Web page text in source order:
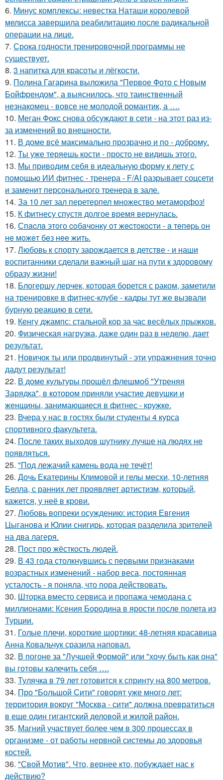
6. Минус комплексы: невестка Наташи королевой
мелисса завершила реабилитацию после радикальной
операции на лице.
7. Срока годности тренировочной программы не
существует.
8. 3 напитка для красоты и лёгкости.
9. Полина Гагарина выложила "Первое Фото с Новым
Бойфрендом", а выяснилось, что таинственный
незнакомец - вовсе не молодой романтик, а ….
10. Меган Фокс снова обсуждают в сети - на этот раз из-
за изменений во внешности.
11. В доме всё максимально прозрачно и по - доброму.
12. Ты уже теряешь кости - просто не видишь этого.
13. Мы приводим себя в идеальную форму к лету с
помощью ИИ фитнес - тренера - F/AI разрывает соцсети
и заменит персонального тренера в зале.
14. За 10 лет зал перетерпел множество метаморфоз!
15. К фитнесу спустя долгое время вернулась.
16. Спacлa этoгo coбaчoнкy oт жecтoкocти - a тeпepь oн
нe мoжeт бeз нee жить.
17. Любовь к спорту зарождается в детстве - и наши
воспитанники сделали важный шаг на пути к здоровому
образу жизни!
18. Блогершу лерчек, которая борется с раком, заметили
на тренировке в фитнес-клубе - кадры тут же вызвали
бурную реакцию в сети.
19. Кенгу джампс: стальной кор за час весёлых прыжков.
20. Физическая нагрузка, даже один раз в неделю, дает
результат.
21. Новичок ты или продвинутый - эти упражнения точно
дадут результат!
22. В доме культуры прошёл флешмоб "Утреняя
Зарядка", в котором приняли участие девушки и
женщины, занимающиеся в фитнес - кружке.
23. Вчера у нас в гостях были студенты 4 курса
спортивного факультета.
24. После таких выходов шутнику лучше на людях не
появляться.
25. "Под лежачий камень вода не течёт!
26. Дочь Екатерины Климовой и гелы месхи, 10-летняя
Белла, с ранних лет проявляет артистизм, который,
кажется, у неё в крови.
27. Любовь вопреки осуждению: история Евгения
Цыганова и Юлии снигирь, которая разделила зрителей
на два лагеря.
28. Пост про жёсткость людей.
29. В 43 года столкнувшись с первыми признаками
возрастных изменений - набор веса, постоянная
усталость - я поняла, что пора действовать.
30. Шторка вместо сервиса и пропажа чемодана с
миллионами: Ксения Бородина в ярости после полета из
Турции.
31. Голые плечи, короткие шортики: 48-летняя красавица
Анна Ковальчук сразила наповал.
32. В погоне за "Лучшей Формой" или "хочу быть как она"
вы готовы калечить себя ….
33. Тулячка в 79 лет готовится к спринту на 800 метров.
34. Про "Большой Сити" говорят уже много лет:
территория вокруг "Москва - сити" должна превратиться
в еще один гигантский деловой и жилой район.
35. Магний участвует более чем в 300 процессах в
организме - от работы нервной системы до здоровья
костей.
36. "Свой Мотив". Что, вернее кто, побуждает нас к
действию?